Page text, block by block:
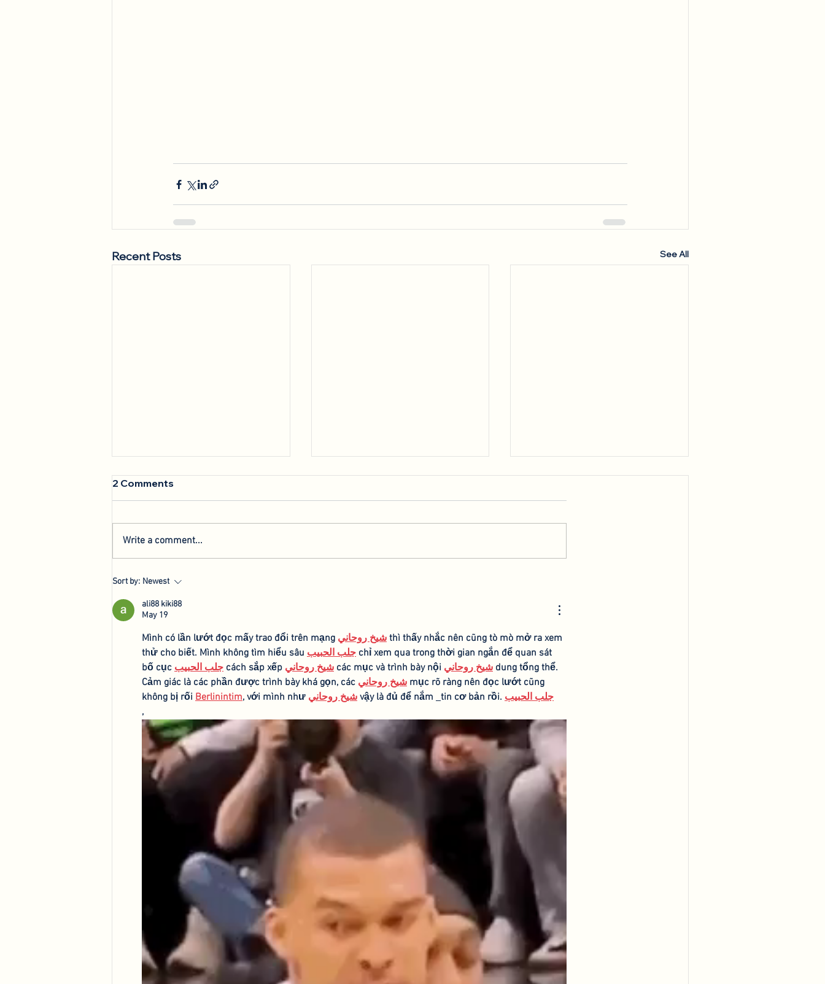
Recent Posts See All
We're Back: Hosting New
2 Comments
Write a comment...
Sort by: Newest
ali88 kiki88
May 19
Mình có lần lướt đọc mấy trao đổi trên mạng شيخ روحاني thì thấy nhắc nên cũng tò mò mở ra xem
thử cho biết. Mình không tìm hiểu sâu جلب الحبيب chỉ xem qua trong thời gian ngắn để quan sát
bố cục جلب الحبيب cách sắp xếp شيخ روحاني các mục và trình bày nội شيخ روحاني dung tổng thể.
Cảm giác là các phần được trình bày khá gọn, các شيخ روحاني mục rõ ràng nên đọc lướt cũng
không bị rối Berlinintim, với mình như شيخ روحاني vậy là đủ để nắm tin cơ bản rồi. جلب الحبيب
,